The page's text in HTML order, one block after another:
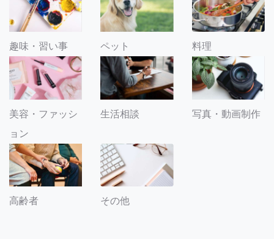
趣味・習い事 ペット 料理
美容・ファッシ
ョン
生活相談 写真・動画制作
高齢者 その他